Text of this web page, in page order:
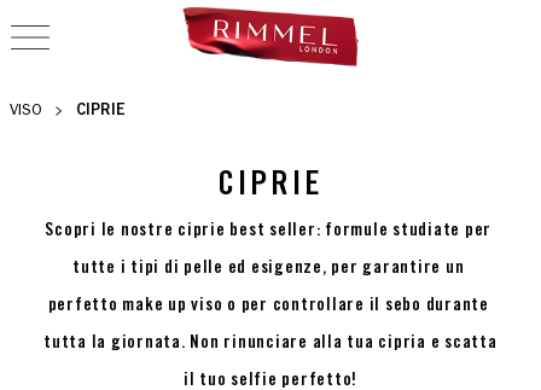
OPEN NAVIGATION
VISO CIPRIE
CIPRIE
Scopri le nostre ciprie best seller: formule studiate per
tutte i tipi di pelle ed esigenze, per garantire un
perfetto make up viso o per controllare il sebo durante
tutta la giornata. Non rinunciare alla tua cipria e scatta
il tuo selfie perfetto!